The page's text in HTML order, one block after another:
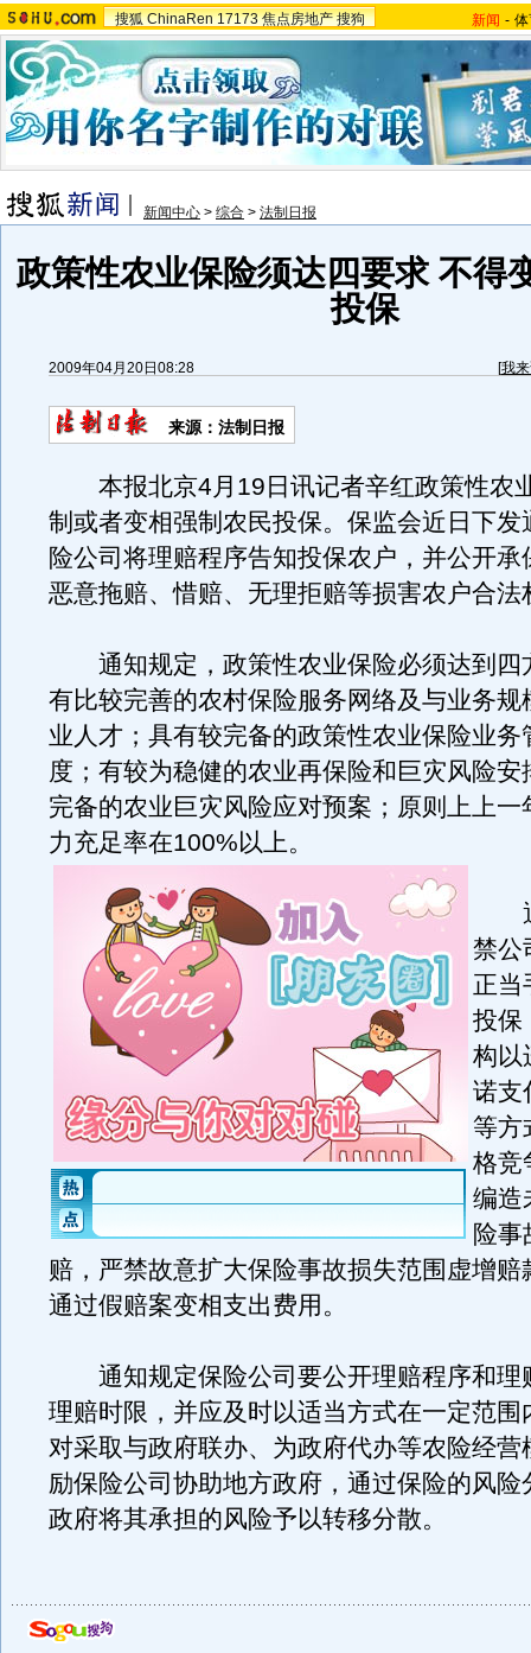
搜狐 ChinaRen 17173 焦点房地产 搜狗 新闻 -
新闻中心 > 综合 > 法制日报
政策性农业保险须达四要求 不得
投保
2009年04月20日08:28 [我
来源： 法制日报
本报北京4月19日讯记者辛红政策性农
制或者变相强制农民投保。保监会近日下发
险公司将理赔程序告知投保农户，并公开承
恶意拖赔、惜赔、无理拒赔等损害农户合法
通知规定，政策性农业保险必须达到四
有比较完善的农村保险服务网络及与业务规
业人才；具有较完备的政策性农业保险业务
度；有较为稳健的农业再保险和巨灾风险安
完备的农业巨灾风险应对预案；原则上上一
力充足率在100%以上。
通
禁公
正当
投保
构以
诺支
等方
格竞
编造
险事
赔，严禁故意扩大保险事故损失范围虚增赔
通过假赔案变相支出费用。
通知规定保险公司要公开理赔程序和理
理赔时限，并应及时以适当方式在一定范围
对采取与政府联办、为政府代办等农险经营
励保险公司协助地方政府，通过保险的风险
政府将其承担的风险予以转移分散。